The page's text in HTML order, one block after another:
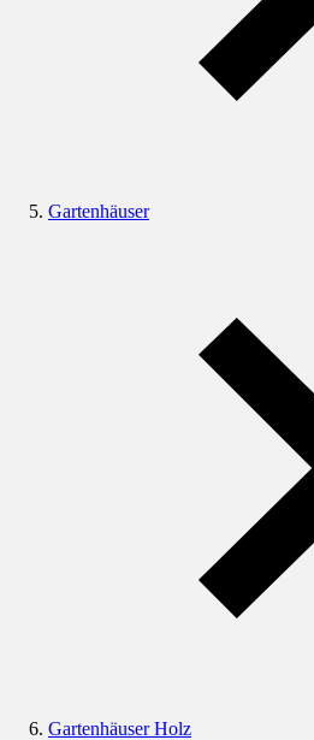
Gartenhäuser
Gartenhäuser Holz